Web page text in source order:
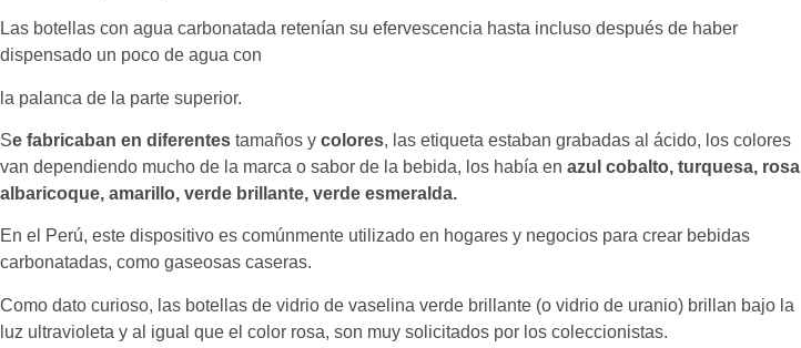
Las botellas con agua carbonatada retenían su efervescencia hasta incluso después de haber
dispensado un poco de agua con
la palanca de la parte superior.
Se fabricaban en diferentes tamaños y colores, las etiqueta estaban grabadas al ácido, los colores
van dependiendo mucho de la marca o sabor de la bebida, los había en azul cobalto, turquesa, rosa
albaricoque, amarillo, verde brillante, verde esmeralda.
En el Perú, este dispositivo es comúnmente utilizado en hogares y negocios para crear bebidas
carbonatadas, como gaseosas caseras.
Como dato curioso, las botellas de vidrio de vaselina verde brillante (o vidrio de uranio) brillan bajo la
luz ultravioleta y al igual que el color rosa, son muy solicitados por los coleccionistas.